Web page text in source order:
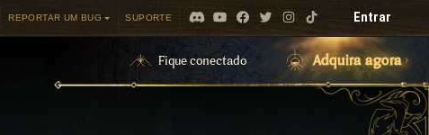
REPORTAR UM BUG SUPORTE Entrar
Fique conectado Adquira agora